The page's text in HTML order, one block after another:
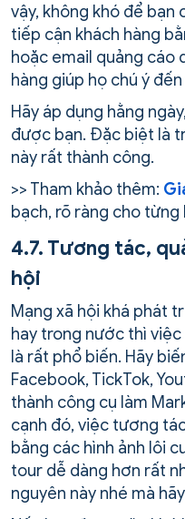
vậy, không khó để bạn
tiếp cận khách hàng
hoặc email quảng cáo
hàng giúp họ chú ý
Hãy áp dụng hằng
được bạn. Đặc biệt là
này rất thành công.
>> Tham khảo thêm:
bạch, rõ ràng cho từng
4.7. Tương tác,
hội
Mạng xã hội khá phát
hay trong nước thì
là rất phổ biến. Hãy
Facebook, TickTok,
thành công cụ làm
cạnh đó, việc tương
bằng các hình ảnh lôi
tour dễ dàng hơn rất
nguyên này nhé mà